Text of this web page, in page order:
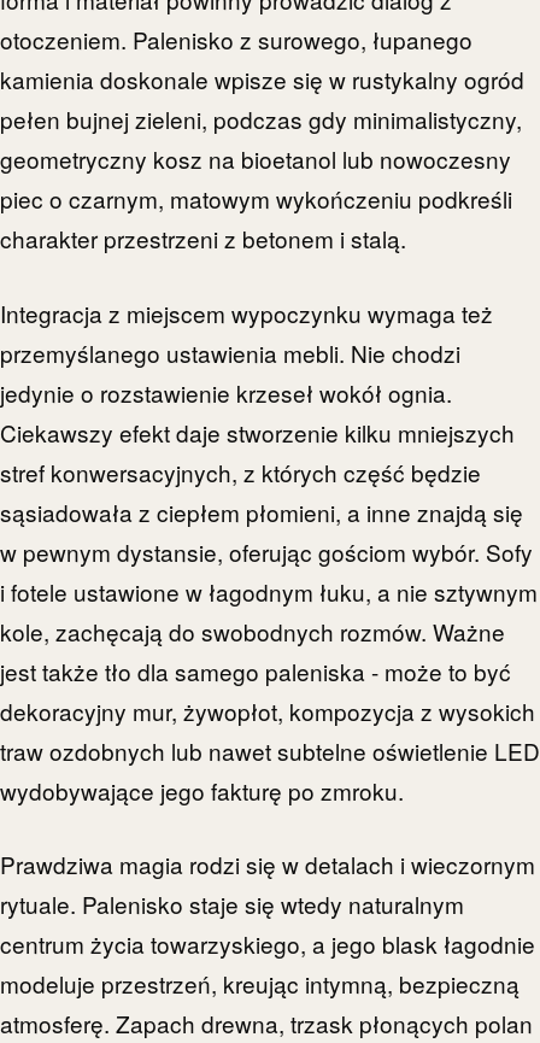
otoczeniem. Palenisko z surowego, łupanego
kamienia doskonale wpisze się w rustykalny ogród
pełen bujnej zieleni, podczas gdy minimalistyczny,
geometryczny kosz na bioetanol lub nowoczesny
piec o czarnym, matowym wykończeniu podkreśli
charakter przestrzeni z betonem i stalą.
Integracja z miejscem wypoczynku wymaga też
przemyślanego ustawienia mebli. Nie chodzi
jedynie o rozstawienie krzeseł wokół ognia.
Ciekawszy efekt daje stworzenie kilku mniejszych
stref konwersacyjnych, z których część będzie
sąsiadowała z ciepłem płomieni, a inne znajdą się
w pewnym dystansie, oferując gościom wybór. Sofy
i fotele ustawione w łagodnym łuku, a nie sztywnym
kole, zachęcają do swobodnych rozmów. Ważne
jest także tło dla samego paleniska - może to być
dekoracyjny mur, żywopłot, kompozycja z wysokich
traw ozdobnych lub nawet subtelne oświetlenie LED
wydobywające jego fakturę po zmroku.
Prawdziwa magia rodzi się w detalach i wieczornym
rytuale. Palenisko staje się wtedy naturalnym
centrum życia towarzyskiego, a jego blask łagodnie
modeluje przestrzeń, kreując intymną, bezpieczną
atmosferę. Zapach drewna, trzask płonących polan